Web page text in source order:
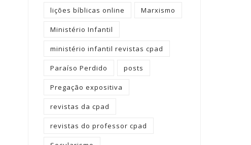
lições bíblicas online Marxismo
Ministério Infantil
ministério infantil revistas cpad
Paraíso Perdido posts
Pregação expositiva
revistas da cpad
revistas do professor cpad